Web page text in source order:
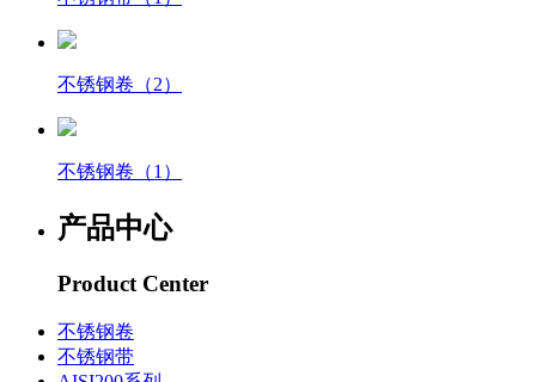
不锈钢卷（2）
不锈钢卷（1）
产品中心
Product Center
不锈钢卷
不锈钢带